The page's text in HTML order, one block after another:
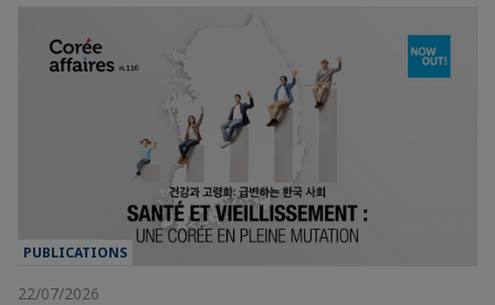
PUBLICATIONS
22/07/2026